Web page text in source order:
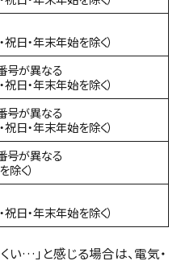
日・年末年始を除く）
号が異なる
日・年末年始を除く）
号が異なる
日・年末年始を除く）
号が異なる
く）
日・年末年始を除く）
い…」と感じる場合は、電気・